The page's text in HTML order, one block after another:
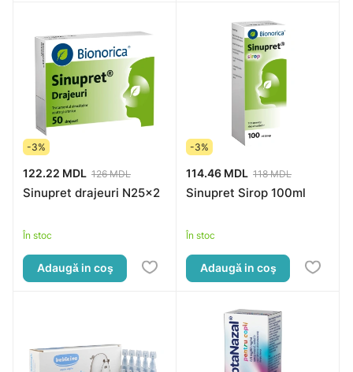
-3%
122.22 MDL 126 MDL
Sinupret drajeuri N25x2
În stoc
Adaugă in coş
-3%
114.46 MDL 118 MDL
Sinupret Sirop 100ml
În stoc
Adaugă in coş